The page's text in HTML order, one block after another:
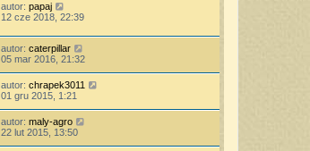
autor: papaj
12 cze 2018, 22:39
autor: caterpillar
05 mar 2016, 21:32
autor: chrapek3011
01 gru 2015, 1:21
autor: maly-agro
22 lut 2015, 13:50